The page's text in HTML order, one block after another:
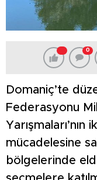
0
Domaniç’te
Federasyonu
mücadelesine
bölgelerinde